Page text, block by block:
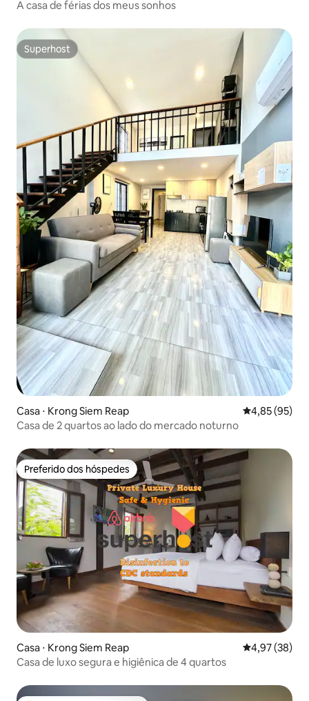
A casa de férias dos meus sonhos
Superhost
Superhost
Casa ⋅ Krong Siem Reap 4,85 de uma
4,85 (95)
Casa de 2 quartos ao lado do mercado noturno
Preferido dos hóspedes
Preferido dos hóspedes
Casa ⋅ Krong Siem Reap 4,97 de uma
4,97 (38)
Casa de luxo segura e higiênica de 4 quartos